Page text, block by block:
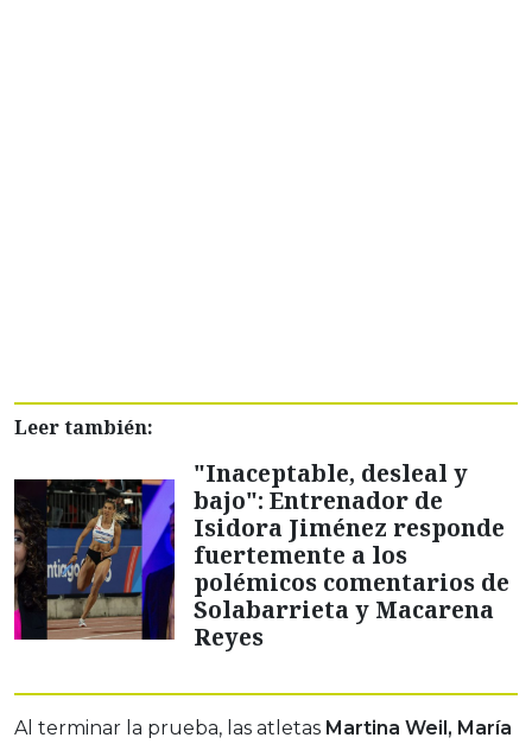
Leer también:
"Inaceptable, desleal y
bajo": Entrenador de
Isidora Jiménez responde
fuertemente a los
polémicos comentarios de
Solabarrieta y Macarena
Reyes
Al terminar la prueba, las atletas Martina Weil, María